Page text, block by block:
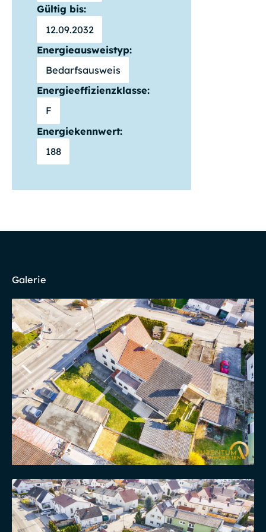
Gültig bis:
12.09.2032
Energieausweistyp:
Bedarfsausweis
Energieeffizienzklasse:
F
Energiekennwert:
188
Galerie